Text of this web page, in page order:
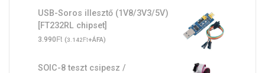
USB-Soros illesztő (1V8/3V3/5V)
[FT232RL chipset]
3.990Ft (3.142Ft+ÁFA)
SOIC-8 teszt csipesz /